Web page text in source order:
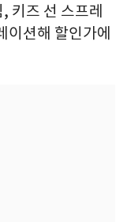
키즈 선 스프레
이션해 할인가에